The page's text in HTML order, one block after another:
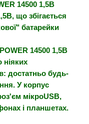
14500 1,5В
що збігається
батарейки
14500 1,5В
ніяких
достатньо будь-
У корпус
мікроUSB,
і планшетах.